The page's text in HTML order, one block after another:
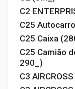
C2
C25
C25 Caixa
C25 Camião
290_)
C3